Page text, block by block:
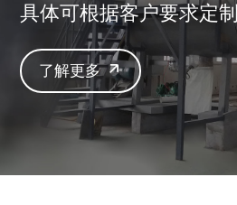
具体可根据客户要求定制
了解更多